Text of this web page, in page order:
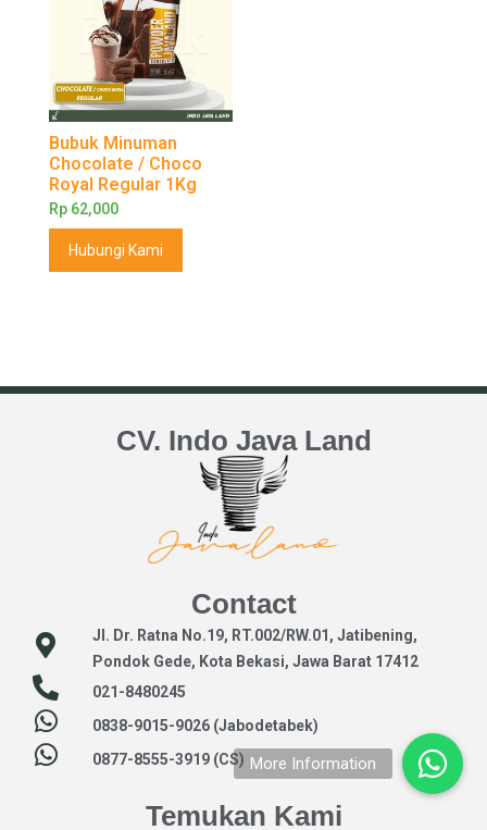
Bubuk Minuman
Chocolate / Choco
Royal Regular 1Kg
Rp 62,000
Hubungi Kami
CV. Indo Java Land
Contact
Jl. Dr. Ratna No.19, RT.002/RW.01, Jatibening,
Pondok Gede, Kota Bekasi, Jawa Barat 17412
021-8480245
0838-9015-9026 (Jabodetabek)
0877-8555-3919 (CS)
Temukan Kami